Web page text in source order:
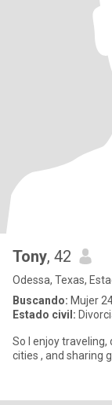
Tony, 42
Odessa, Texas,
Buscando: Mujer
Estado civil:
So I enjoy
cities , and sharing